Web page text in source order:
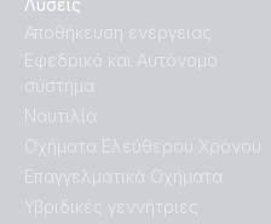
Λύσεις
Αποθήκευση ενέργειας
Εφεδρικό και Αυτόνομο
σύστημα
Ναυτιλία
Οχήματα Ελεύθερου Χρόνου
Επαγγελματικά Οχήματα
Υβριδικές γεννήτριες